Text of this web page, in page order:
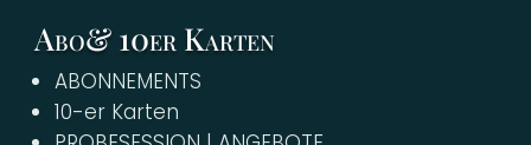
Abo& 10er Karten
ABONNEMENTS
10-er Karten